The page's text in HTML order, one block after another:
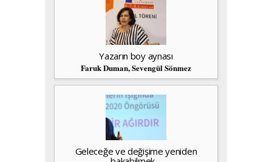
Yazarın boy aynası
Faruk Duman, Sevengül Sönmez
Geleceğe ve değişime yeniden